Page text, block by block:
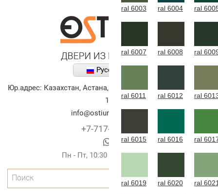
Русский
Юр.адрес: Казахстан, Астана,
улица Алихана Бокейханова,
10
info@ostium-doors.kz
+7-717-269-6131
Пн - Пт, 10:30 - 20:00 (г.Астана)
Поиск
ral 6003 ral 6004 ral
ral 6007 ral 6008 ral
ral 6011 ral 6012 ral
ral 6015 ral 6016 ral
ral 6019 ral 6020 ral